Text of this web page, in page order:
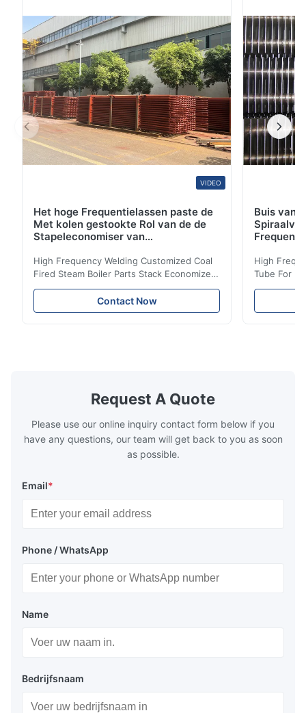
kernenergieinstallatie, voedsel productie, bouw en
andere industrieën. 1 . Goederen: Het concentrische
Reductiemiddel & het ...
VIDEO
Het hoge Frequentielassen paste de
Met kolen gestookte Rol van de de
Stapeleconomiser van
High Frequency Welding Customized Coal
Fired Steam Boiler Parts Stack Economizer
Coil Boiler economizer Boiler Economizer is
the energy improving device that helps to
reduce the cost of operation by saving the
boilers is generally in the temperature
range of 200°C – 250°C, so there
Contact Now
Buis van
High
Tube For
reduce the
Request A Quote
Please use our online inquiry contact form below if you
have any questions, our team will get back to you as soon
as possible.
Email*
Phone / WhatsApp
Name
Bedrijfsnaam